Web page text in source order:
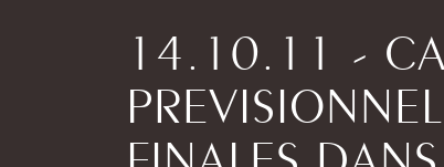
14.10.11 -
FINALES